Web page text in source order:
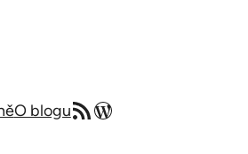
O bloguRSS zdrojMůj blog v angličtině